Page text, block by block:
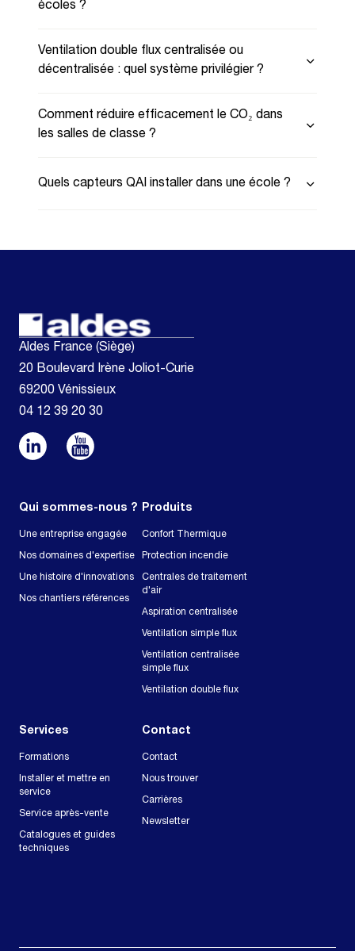
écoles ?
Ventilation double flux centralisée ou
décentralisée : quel système privilégier ?
Comment réduire efficacement le CO₂ dans
les salles de classe ?
Quels capteurs QAI installer dans une école ?
Aldes France (Siège)
20 Boulevard Irène Joliot-Curie
69200 Vénissieux
04 12 39 20 30
Qui sommes-nous ?
Une entreprise engagée
Nos domaines d'expertise
Une histoire d'innovations
Nos chantiers références
Produits
Confort Thermique
Protection incendie
Centrales de traitement
d'air
Aspiration centralisée
Ventilation simple flux
Ventilation centralisée
simple flux
Ventilation double flux
Services
Formations
Installer et mettre en
service
Service après-vente
Catalogues et guides
techniques
Contact
Contact
Nous trouver
Carrières
Newsletter